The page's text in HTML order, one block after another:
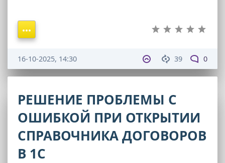
39 0
16-10-2025, 14:30
РЕШЕНИЕ ПРОБЛЕМЫ С
ОШИБКОЙ ПРИ ОТКРЫТИИ
СПРАВОЧНИКА ДОГОВОРОВ
В 1С